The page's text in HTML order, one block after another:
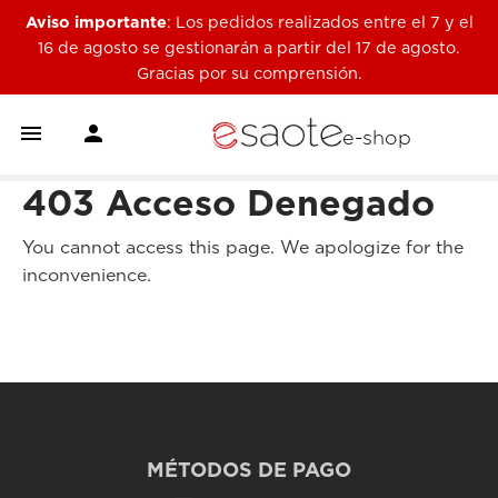
Aviso importante: Los pedidos realizados entre el 7 y el
16 de agosto se gestionarán a partir del 17 de agosto.
Gracias por su comprensión.
  e-shop
403 Acceso Denegado
You cannot access this page. We apologize for the
inconvenience.
MÉTODOS DE PAGO